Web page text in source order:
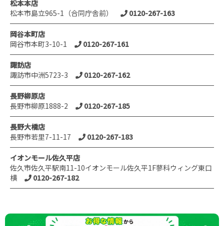
松本本店
松本市島立965-1（合同庁舎前）
0120-267-163
岡谷本町店
岡谷市本町3-10-1
0120-267-161
諏訪店
諏訪市中洲5723-3
0120-267-162
長野柳原店
長野市柳原1888-2
0120-267-185
長野大橋店
長野市若里7-11-17
0120-267-183
イオンモール佐久平店
佐久市佐久平駅南11-10イオンモール佐久平1F蓼科ウィング東口
横
0120-267-182